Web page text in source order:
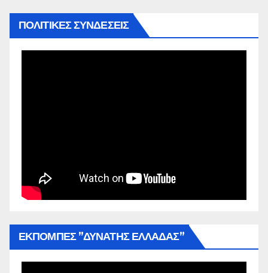
ΠΟΛΙΤΙΚΕΣ ΣΥΝΔΕΣΕΙΣ
ΕΚΠΟΜΠΕΣ ”ΔΥΝΑΤΗΣ ΕΛΛΑΔΑΣ”